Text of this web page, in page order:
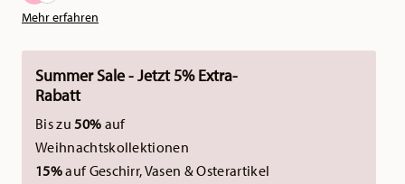
Mehr erfahren
Summer Sale - Jetzt 5% Extra-
Rabatt
Bis zu 50% auf
Weihnachtskollektionen
15%auf Geschirr, Vasen & Osterartikel